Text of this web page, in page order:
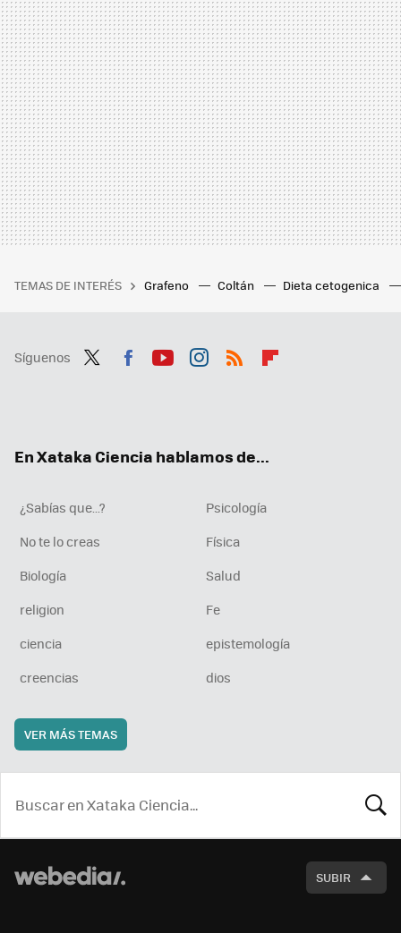
TEMAS DE INTERÉS Grafeno Coltán Dieta cetogenica
Síguenos
En Xataka Ciencia hablamos de...
¿Sabías que...?
Psicología
No te lo creas
Física
Biología
Salud
religion
Fe
ciencia
epistemología
creencias
dios
VER MÁS TEMAS
SUBIR